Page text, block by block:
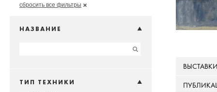
сбросить все фильтры
НАЗВАНИЕ
ТИП ТЕХНИКИ